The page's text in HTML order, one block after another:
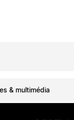
& multimédia